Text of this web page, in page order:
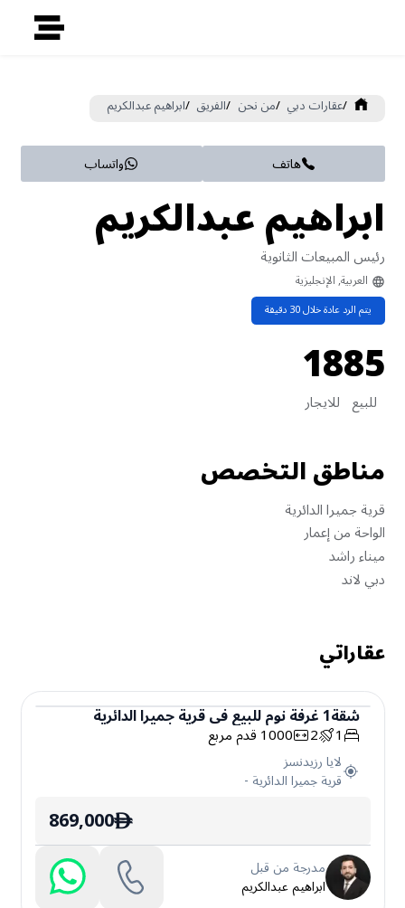
/عقارات دبي /من نحن /الفريق /ابراهيم عبدالكريم
ابراهيم عبدالكريم
رئيس المبيعات الثانوية
العربية, الإنجليزية
يتم الرد عادة خلال30 دقيقة
85
للبيع 18
للايجار
مناطق التخصص
قرية جميرا الدائرية
الواحة من إعمار
ميناء راشد
دبي لاند
هاتف واتساب
عقاراتي
شقة
شقة1غرفة نومللبيعفيقرية جميرا الدائرية
1
2
1000قدم مربع
لايا رزيدنسز
قرية جميرا الدائرية -
ê
869,000
مدرجة من قبل
ابراهيم عبدالكريم